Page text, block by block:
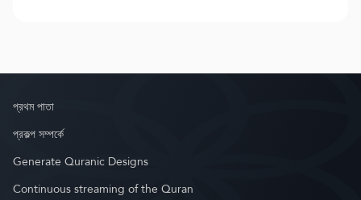
প্রথম পাতা
প্রকল্প সম্পর্কে
Generate Quranic Designs
Continuous streaming of the Quran